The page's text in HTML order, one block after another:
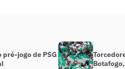
pré-jogo de PSG